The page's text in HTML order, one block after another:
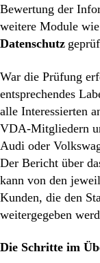
Bewertung der
weitere Module wie
Datenschutz
War die Prüfung
entsprechendes
alle Interessierten
VDA-Mitgliedern
Audi oder
Der Bericht über
kann von den
Kunden, die den
weitergegeben
Die Schritte im